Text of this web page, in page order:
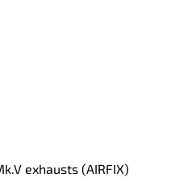
exhausts (AIRFIX)